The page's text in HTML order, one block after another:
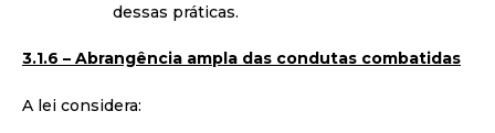
dessas práticas.
3.1.6 – Abrangência ampla das condutas combatidas
A lei considera: